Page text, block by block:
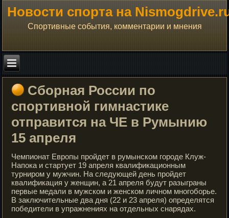
Новости спорта на
Спортивные события, комментарии и мнения
Сборная России по
спортивной гимнастике
отправится на ЧЕ в Румынию
15 апреля
Чемпионат Европы пройдет в румынском городе Клуж-
Напока и стартует 19 апреля квалификационным
турниром у мужчин. На следующей день пройдет
квалификация у женщин, а 21 апреля будут разыграны
первые медали в мужском и женском личном многоборье.
В заключительные два дня (22 и 23 апреля) определятся
победители в упражнениях на отдельных снарядах.